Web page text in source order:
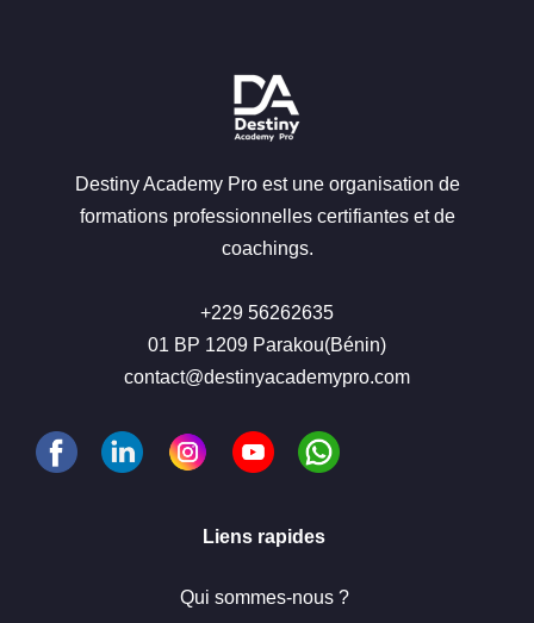
Destiny Academy Pro est une organisation de
formations professionnelles certifiantes et de
coachings.
+229 56262635
01 BP 1209 Parakou(Bénin)
contact@destinyacademypro.com
Liens rapides
Qui sommes-nous ?